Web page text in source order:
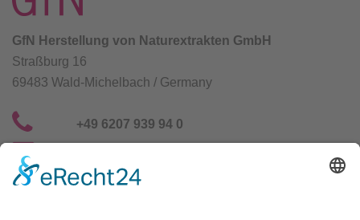
GfN Herstellung von Naturextrakten GmbH
Straßburg 16
69483 Wald-Michelbach / Germany
+49 6207 939 94 0